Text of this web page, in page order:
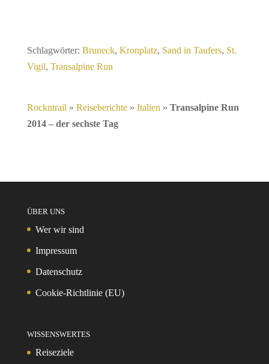
Schlagwörter: Bruneck, Kronplatz, Sand in Taufers, St.
Vigil, Transalpine Run
Rockntrail » Reiseberichte» Italien » Transalpine Run
2014 – der sechste Tag
ÜBER UNS
Wer wir sind
Impressum
Datenschutz
Cookie-Richtlinie (EU)
WISSENSWERTES
Reiseziele